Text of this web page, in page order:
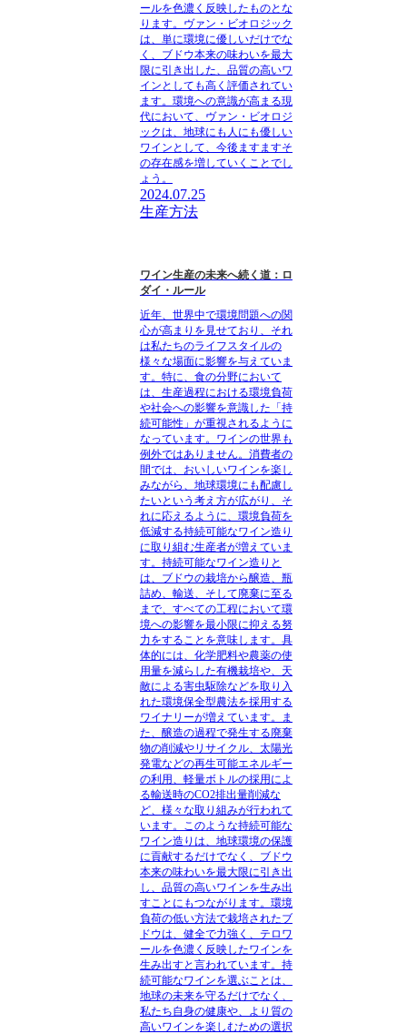
ールを色濃く反映したものとな
ります。ヴァン・ビオロジック
は、単に環境に優しいだけでな
く、ブドウ本来の味わいを最大
限に引き出した、品質の高いワ
インとしても高く評価されてい
ます。環境への意識が高まる現
代において、ヴァン・ビオロジ
ックは、地球にも人にも優しい
ワインとして、今後ますますそ
の存在感を増していくことでし
ょう。
2024.07.25
生産方法
ワイン生産の未来へ続く道：ロ
ダイ・ルール
近年、世界中で環境問題への関
心が高まりを見せており、それ
は私たちのライフスタイルの
様々な場面に影響を与えていま
す。特に、食の分野において
は、生産過程における環境負荷
や社会への影響を意識した「持
続可能性」が重視されるように
なっています。ワインの世界も
例外ではありません。消費者の
間では、おいしいワインを楽し
みながら、地球環境にも配慮し
たいという考え方が広がり、そ
れに応えるように、環境負荷を
低減する持続可能なワイン造り
に取り組む生産者が増えていま
す。持続可能なワイン造りと
は、ブドウの栽培から醸造、瓶
詰め、輸送、そして廃棄に至る
まで、すべての工程において環
境への影響を最小限に抑える努
力をすることを意味します。具
体的には、化学肥料や農薬の使
用量を減らした有機栽培や、天
敵による害虫駆除などを取り入
れた環境保全型農法を採用する
ワイナリーが増えています。ま
た、醸造の過程で発生する廃棄
物の削減やリサイクル、太陽光
発電などの再生可能エネルギー
の利用、軽量ボトルの採用によ
る輸送時のCO2排出量削減な
ど、様々な取り組みが行われて
います。このような持続可能な
ワイン造りは、地球環境の保護
に貢献するだけでなく、ブドウ
本来の味わいを最大限に引き出
し、品質の高いワインを生み出
すことにもつながります。環境
負荷の低い方法で栽培されたブ
ドウは、健全で力強く、テロワ
ールを色濃く反映したワインを
生み出すと言われています。持
続可能なワインを選ぶことは、
地球の未来を守るだけでなく、
私たち自身の健康や、より質の
高いワインを楽しむための選択